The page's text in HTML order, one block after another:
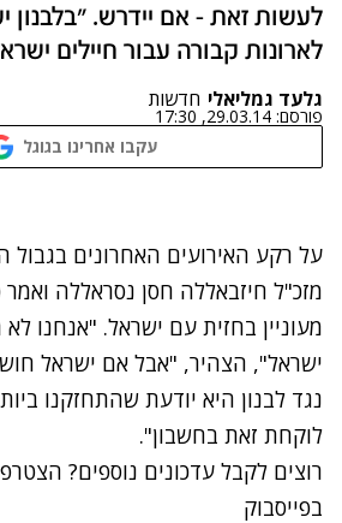
לעשות זאת - אם יידרש. "בלבנון
לארונות קבורה עבור חיילים
גלעד גמליאלי חדשות
פורסם: 29.03.14, 17:30
עקבו אחרינו בגוגל
נתקלנו בבעיה
על רקע האירועים האחרונים בגבול
מזכ"ל חיזבאללה חסן נסראללה ואמר
מעוניין בחזית עם ישראל. "אנחנו
ישראל", הצהיר, "אבל אם ישראל
נגד לבנון היא יודעת שהתחזקנו
לוקחת זאת בחשבון".
בפייסבוק